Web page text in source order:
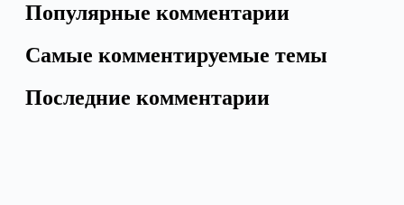
Популярные комментарии
Самые комментируемые темы
Последние комментарии